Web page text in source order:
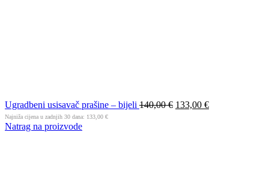
Ugradbeni usisavač prašine – bijeli 140,00€ 133,00 €
Najniža cijena u zadnjih 30 dana: 133,00 €
Natrag na proizvode